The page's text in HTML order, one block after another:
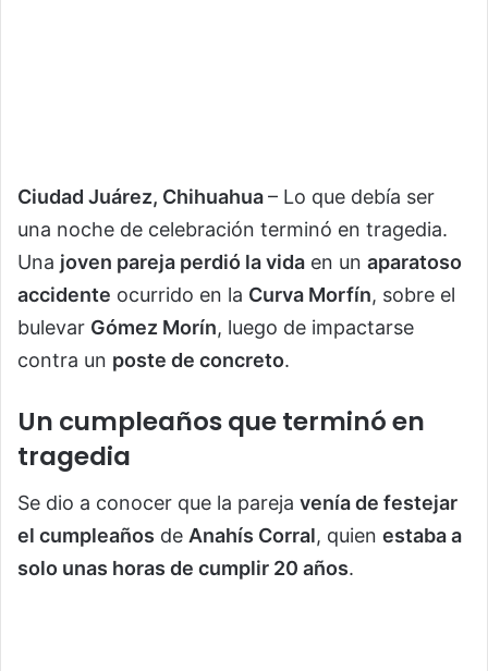
Ciudad Juárez, Chihuahua– Lo que debía ser
una noche de celebración terminó en tragedia.
Una joven pareja perdió la vida en un aparatoso
accidente ocurrido en la Curva Morfín, sobre el
bulevar Gómez Morín, luego de impactarse
contra un poste de concreto.
Un cumpleaños que terminó en
tragedia
Se dio a conocer que la pareja venía de festejar
el cumpleaños de Anahís Corral, quien estaba a
solo unas horas de cumplir 20 años.